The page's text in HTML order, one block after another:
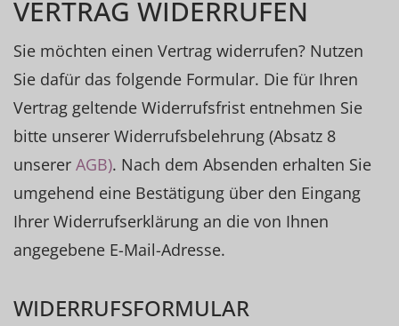
VERTRAG WIDERRUFEN
Sie möchten einen Vertrag widerrufen? Nutzen
Sie dafür das folgende Formular. Die für Ihren
Vertrag geltende Widerrufsfrist entnehmen Sie
bitte unserer Widerrufsbelehrung (Absatz 8
unserer AGB). Nach dem Absenden erhalten Sie
umgehend eine Bestätigung über den Eingang
Ihrer Widerrufserklärung an die von Ihnen
angegebene E-Mail-Adresse.
WIDERRUFSFORMULAR